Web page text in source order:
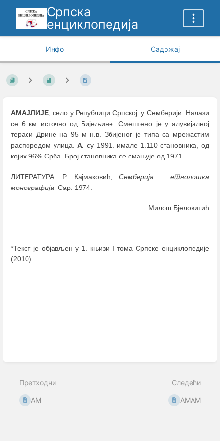
Српска
енциклопедија
Инфо Садржај
АМАЈЛИЈЕ, село у Републици Српској, у Семберији. Налази
се 6 км источно од Бијељине. Смештено је у алувијалној
тераси Дрине на 95 м н.в. Збијеног је типа са мрежастим
распоредом улица.А. су 1991. имале 1.110 становника, од
којих 96% Срба. Број становника се смањује од 1971.
ЛИТЕРАТУРА: Р. Кајмаковић,Семберија –етнолошка
монографија , Сар. 1974.
Милош Бјеловитић
*Текст је објављен у 1. књизи I тома Српске енциклопедије
(2010)
Претходни
АМ
Следећи
АМАМ